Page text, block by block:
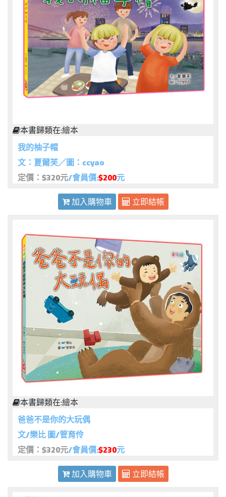
本書歸類在:繪本
我的柚子帽
文：夏爾芙／圖：ccyao
定價：$320元/會員價:$200元
加入購物車
立即結帳
本書歸類在:繪本
爸爸不是你的大玩偶
文/樂比 圖/管育伶
定價：$320元/會員價:$230元
加入購物車
立即結帳